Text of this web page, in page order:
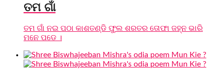
ତମ ଗାଁ
ତମ ଗାଁ ନଇ ପଠା କାଶତଣ୍ଡି ଫୁଲ ଶରତର ତୋଫା ଜହ୍ନ ଭାରି
ମନେ ପଡେ ।